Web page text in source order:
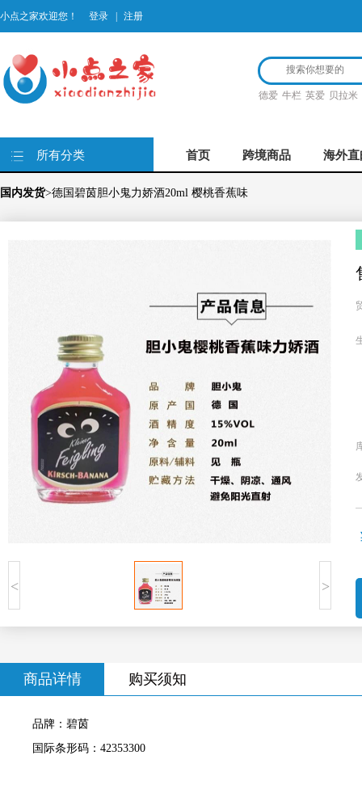
小点之家欢迎您！ 登录 注册
德爱 牛栏 英爱 贝拉米
所有分类 首页 跨境商品 海外直
国内发货>德国碧茵胆小鬼力娇酒20ml 樱桃香蕉味
< >
商品详情 购买须知
品牌：碧茵
国际条形码：42353300